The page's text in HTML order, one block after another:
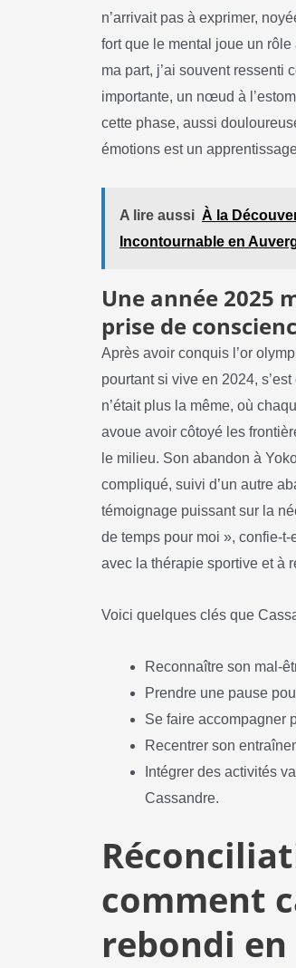
n’arrivait pas à exprimer,
fort que le mental joue un
ma part, j’ai souvent ressenti
importante, un nœud à
cette phase, aussi
émotions est un
A lire aussi À la
Incontournable en
Une année 2025
prise de
Après avoir conquis l’or
pourtant si vive en 2024,
n’était plus la même, où
avoue avoir côtoyé les
le milieu. Son abandon à
compliqué, suivi d’un autre
témoignage puissant sur la
de temps pour moi », confie-
avec la thérapie sportive et à
Voici quelques clés que
Reconnaître son mal-
Prendre une pause
Se faire accompagner
Recentrer son
Intégrer des activités
Cassandre.
comment
rebondi en